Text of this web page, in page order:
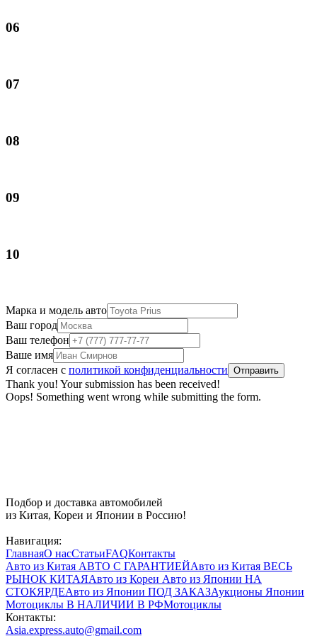
06
07
08
09
10
Марка и модель авто
Ваш город
Ваш телефон
Ваше имя
Я согласен с политикой конфиденциальности
Thank you! Your submission has been received!
Oops! Something went wrong while submitting the form.
Подбор и доставка автомобилей
из Китая, Кореи и Японии в Россию!
Навигация:
ГлавнаяО насСтатьиFAQКонтакты
Авто из Китая АВТО С ГАРАНТИЕЙАвто из Китая ВЕСЬ
РЫНОК КИТАЯАвто из Кореи Авто из Японии НА
СТОКЯРДЕАвто из Японии ПОД ЗАКАЗАукционы Японии
Мотоциклы В НАЛИЧИИ В РФМотоциклы
Контакты:
Asia.express.auto@gmail.com